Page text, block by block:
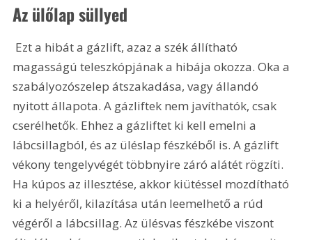
Az ülőlap süllyed
magasságú teleszkópjának a hibája okozza. Oka a
szabályozószelep átszakadása, vagy állandó
nyitott állapota. A gázliftek nem javíthatók, csak
cserélhetők. Ehhez a gázliftet ki kell emelni a
lábcsillagból, és az üléslap fészkéből is. A gázlift
vékony tengelyvégét többnyire záró alátét rögzíti.
Ha kúpos az illesztése, akkor kiütéssel mozdítható
ki a helyéről, kilazítása után leemelhető a rúd
végéről a lábcsillag. Az ülésvas fészkébe viszont